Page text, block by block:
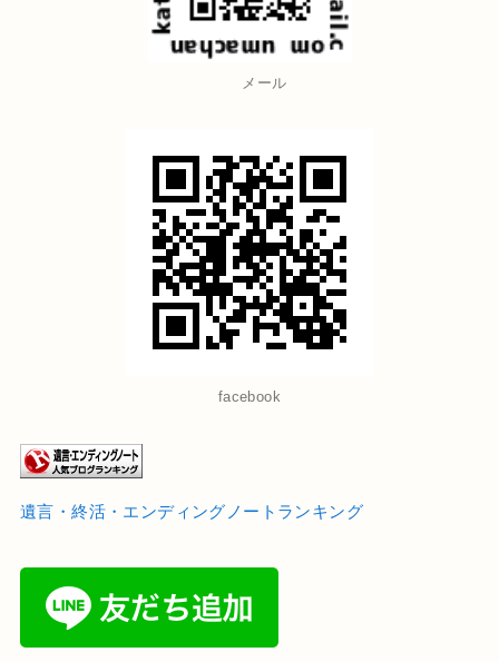
メール
facebook
遺言・終活・エンディングノートランキング